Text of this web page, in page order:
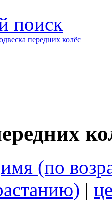
поиск
передних колёс
имя (по
|